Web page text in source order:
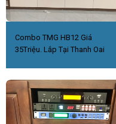
Combo TMG HB12 Giá
35Triệu. Lắp Tại Thanh Oai